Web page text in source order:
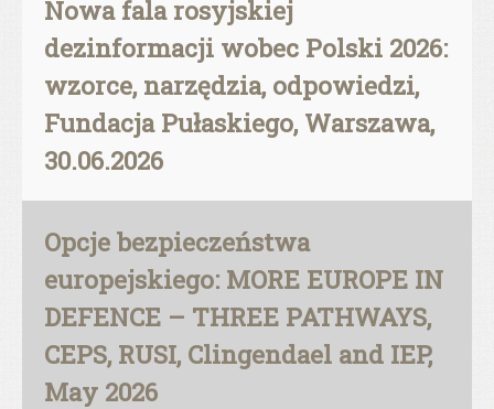
Nowa fala rosyjskiej
dezinformacji wobec Polski 2026:
wzorce, narzędzia, odpowiedzi,
Fundacja Pułaskiego, Warszawa,
30.06.2026
Opcje bezpieczeństwa
europejskiego: MORE EUROPE IN
DEFENCE – THREE PATHWAYS,
CEPS, RUSI, Clingendael and IEP,
May 2026